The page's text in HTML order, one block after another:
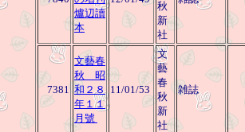
爐辺讀
本
秋
新
社
7381
文藝春
秋 昭
和２８
年１１
月號
11/01/53
文
藝
春
秋
新
社
雑誌